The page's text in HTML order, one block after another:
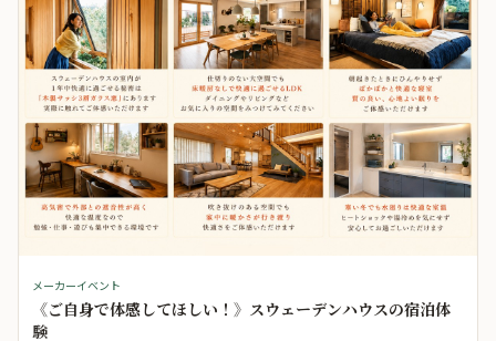
メーカーイベント
《ご自身で体感してほしい！》スウェーデンハウスの宿泊体
験